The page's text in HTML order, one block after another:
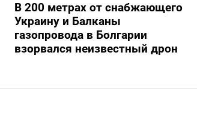
В 200 метрах от снабжающего
Украину и Балканы
газопровода в Болгарии
взорвался неизвестный дрон